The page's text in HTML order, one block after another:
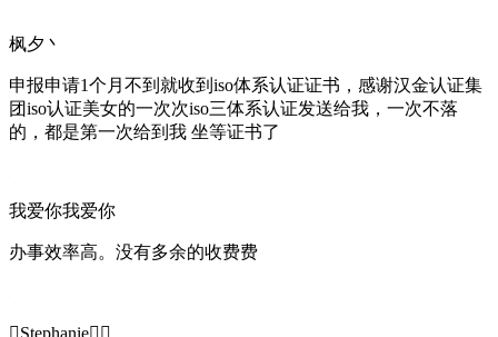
枫夕丶
申报申请1个月不到就收到iso体系认证证书，感谢汉金认证集
团iso认证美女的一次次iso三体系认证发送给我，一次不落
的，都是第一次给到我 坐等证书了
我爱你我爱你
办事效率高。没有多余的收费费
Stephanie